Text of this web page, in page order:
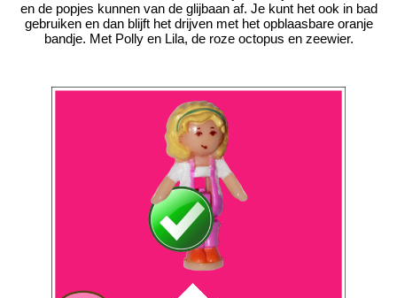
en de popjes kunnen van de glijbaan af. Je kunt het ook in bad
gebruiken en dan blijft het drijven met het opblaasbare oranje
bandje. Met Polly en Lila, de roze octopus en zeewier.